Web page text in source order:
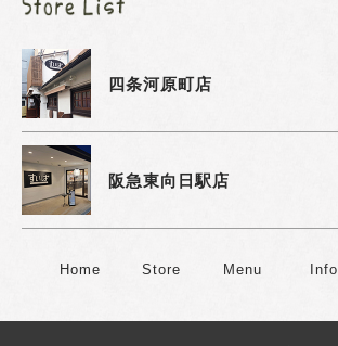
四条河原町店
阪急東向日駅店
Home Store Menu Info